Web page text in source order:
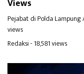
Views
Pejabat di Polda
views
Redaksi- 18,581 views